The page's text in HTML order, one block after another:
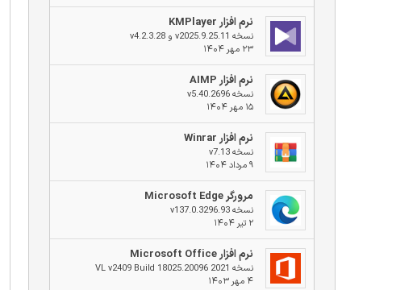
نرم افزار KMPlayer
نسخه v2025.9.25.11 و v4.2.3.28
۲۳ مهر ۱۴۰۴
نرم افزار AIMP
نسخه v5.40.2696
۱۵ مهر ۱۴۰۴
نرم افزار Winrar
نسخه v7.13
۹ مرداد ۱۴۰۴
مرورگر Microsoft Edge
نسخه v137.0.3296.93
۲ تیر ۱۴۰۴
نرم افزار Microsoft Office
نسخه 2021 VL v2409 Build 18025.20096
۴ مهر ۱۴۰۳